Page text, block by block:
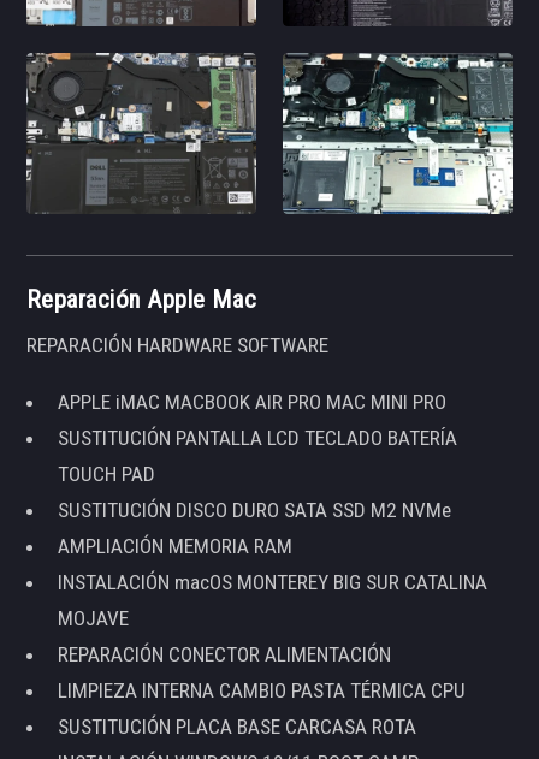
Reparación Apple Mac
REPARACIÓN HARDWARE SOFTWARE
APPLE iMAC MACBOOK AIR PRO MAC MINI PRO
SUSTITUCIÓN PANTALLA LCD TECLADO BATERÍA
TOUCH PAD
SUSTITUCIÓN DISCO DURO SATA SSD M2 NVMe
AMPLIACIÓN MEMORIA RAM
INSTALACIÓN macOS MONTEREY BIG SUR CATALINA
MOJAVE
REPARACIÓN CONECTOR ALIMENTACIÓN
LIMPIEZA INTERNA CAMBIO PASTA TÉRMICA CPU
SUSTITUCIÓN PLACA BASE CARCASA ROTA